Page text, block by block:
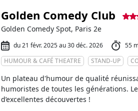
Golden Comedy Club
Golden Comedy Spot, Paris 2e
du 21 févr. 2025 au 30 déc. 2026
55
HUMOUR & CAFÉ THEATRE
STAND-UP
Un plateau d'humour de qualité
humoristes de toutes les générations.
d’excellentes découvertes !